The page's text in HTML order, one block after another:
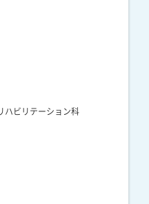
ハビリテーション科